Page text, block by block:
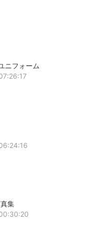
ニフォーム
集